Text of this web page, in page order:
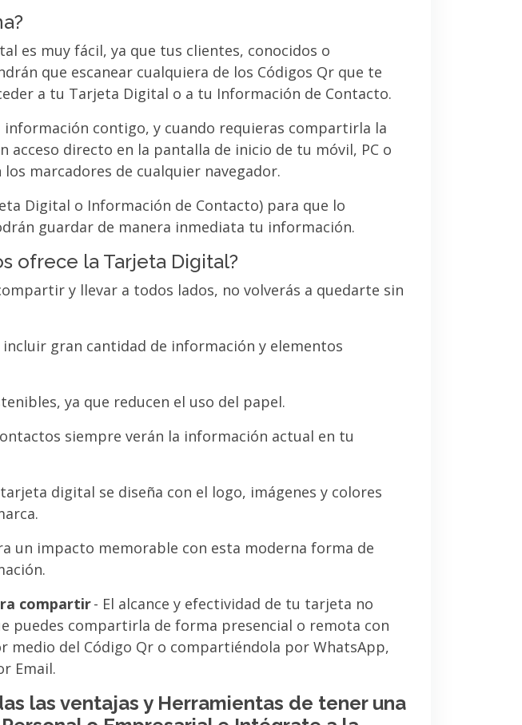
es muy fácil, ya que tus clientes, conocidos o
que escanear cualquiera de los Códigos Qr que te
a tu Tarjeta Digital o a tu Información de Contacto.
contigo, y cuando requieras compartirla la
acceso directo en la pantalla de inicio de tu móvil, PC o
marcadores de cualquier navegador.
Digital o Información de Contacto) para que lo
guardar de manera inmediata tu información.
ofrece la Tarjeta Digital?
y llevar a todos lados, no volverás a quedarte sin
incluir gran cantidad de información y elementos
ya que reducen el uso del papel.
siempre verán la información actual en tu
digital se diseña con el logo, imágenes y colores
un impacto memorable con esta moderna forma de
compartir- El alcance y efectividad de tu tarjeta no
puedes compartirla de forma presencial o remota con
medio del Código Qr o compartiéndola por WhatsApp,
Email.
las ventajas y Herramientas de tener una